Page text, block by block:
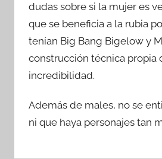
dudas sobre si la mujer es
que se beneficia a la rubia
tenían Big Bang Bigelow y
construcción técnica propia
incredibilidad.
Además de males, no se
ni que haya personajes tan